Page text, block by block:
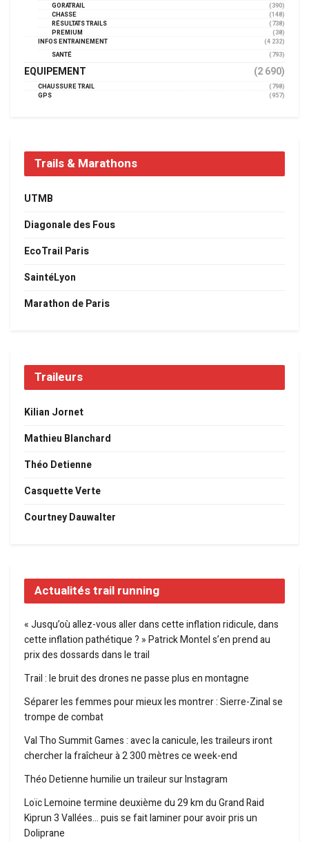
GORATRAIL
(390)
CHASSE
(148)
RÉSULTATS TRAILS
(738)
PREMIUM
(38)
INFOS ENTRAINEMENT
(4 232)
SANTÉ
(793)
EQUIPEMENT (2 690)
CHAUSSURE TRAIL
(798)
GPS
(957)
Trails & Marathons
UTMB
Diagonale des Fous
EcoTrail Paris
SaintéLyon
Marathon de Paris
Traileurs
Kilian Jornet
Mathieu Blanchard
Théo Detienne
Casquette Verte
Courtney Dauwalter
Actualités trail running
« Jusqu’où allez-vous aller dans cette inflation ridicule, dans
cette inflation pathétique ? » Patrick Montel s’en prend au
prix des dossards dans le trail
Trail : le bruit des drones ne passe plus en montagne
Séparer les femmes pour mieux les montrer : Sierre-Zinal se
trompe de combat
Val Tho Summit Games : avec la canicule, les traileurs iront
chercher la fraîcheur à 2 300 mètres ce week-end
Théo Detienne humilie un traileur sur Instagram
Loïc Lemoine termine deuxième du 29 km du Grand Raid
Kiprun 3 Vallées… puis se fait laminer pour avoir pris un
Doliprane